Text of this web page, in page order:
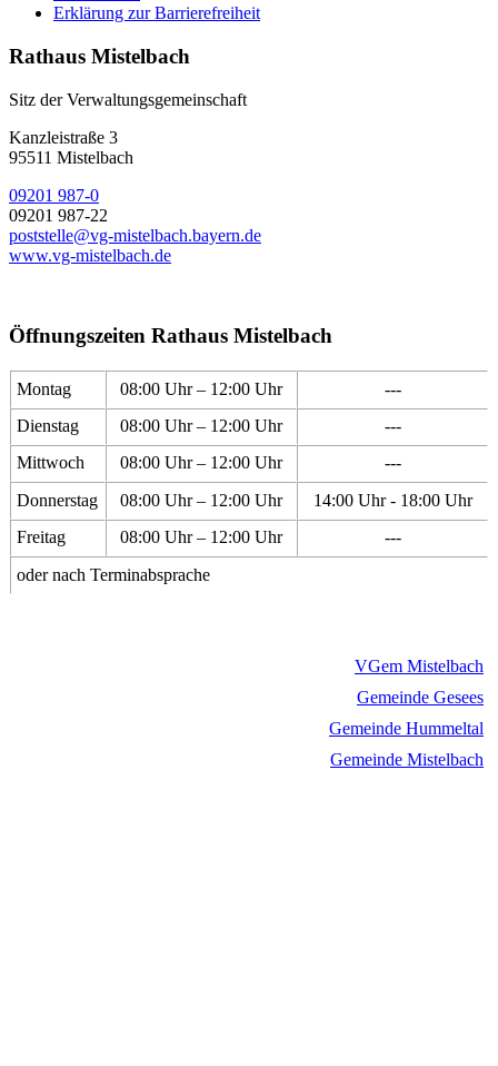
Erklärung zur Barrierefreiheit
Rathaus Mistelbach
Sitz der Verwaltungsgemeinschaft
Kanzleistraße 3
95511 Mistelbach
09201 987-0
09201 987-22
poststelle@vg-mistelbach.bayern.de
www.vg-mistelbach.de
Öffnungszeiten Rathaus Mistelbach
Montag 08:00 Uhr – 12:00 Uhr
---
Dienstag
08:00 Uhr – 12:00 Uhr
---
Mittwoch
08:00 Uhr – 12:00 Uhr
---
Donnerstag
08:00 Uhr – 12:00 Uhr
14:00 Uhr - 18:00 Uhr
Freitag
08:00 Uhr – 12:00 Uhr
---
oder nach Terminabsprache
VGem Mistelbach
Gemeinde Gesees
Gemeinde Hummeltal
Gemeinde Mistelbach